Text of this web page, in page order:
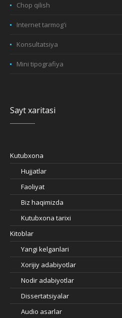
Chop qilish
Internet tarmog'i
Konsultatsiya
Mini tipografiya
Sayt xaritasi
Kutubxona
Hujjatlar
Faoliyat
Biz haqimizda
Kutubxona tarixi
Kitoblar
Yangi kelganlari
Xorijiy adabiyotlar
Nodir adabiyotlar
Dissertatsiyalar
Audio asarlar